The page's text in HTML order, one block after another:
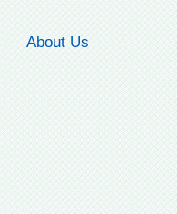
About Us